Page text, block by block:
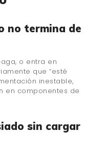
no termina de
o entra en
que “esté
inestable,
en componentes de
sin cargar